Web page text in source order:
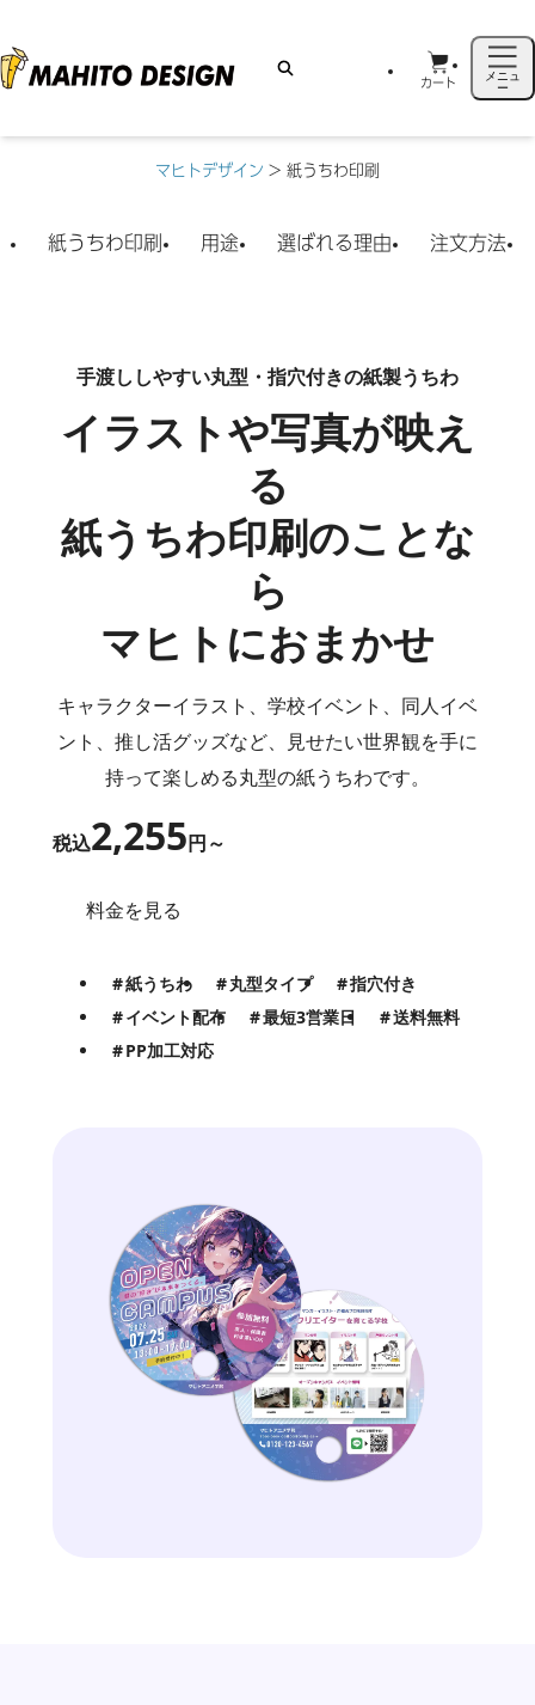
カート
メニュ
ー
マヒトデザイン > 紙うちわ印刷
紙うちわ印刷 用途 選ばれる理由 注文方法
手渡ししやすい丸型・指穴付きの紙製うちわ
イラストや写真が映え
る
紙うちわ印刷のことな
ら
マヒトにおまかせ
キャラクターイラスト、学校イベント、同人イベ
ント、推し活グッズなど、見せたい世界観を手に
持って楽しめる丸型の紙うちわです。
税込2,255円～
料金を見る
紙うちわ 丸型タイプ
指穴付き
イベント配布
最短3営業日
送料無料
PP加工対応